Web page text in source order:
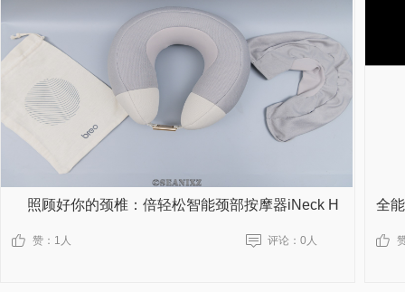
照顾好你的颈椎：倍轻松智能颈部按摩器iNeck H
赞： 1人 评论： 0人